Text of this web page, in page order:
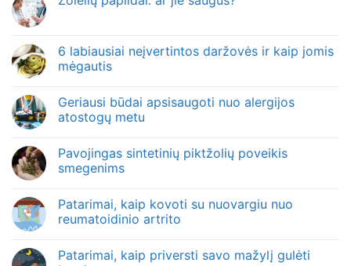
6 labiausiai neįvertintos daržovės ir kaip jomis
mėgautis
Geriausi būdai apsisaugoti nuo alergijos
atostogų metu
Pavojingas sintetinių piktžolių poveikis
smegenims
Patarimai, kaip kovoti su nuovargiu nuo
reumatoidinio artrito
Patarimai, kaip priversti savo mažylį gulėti